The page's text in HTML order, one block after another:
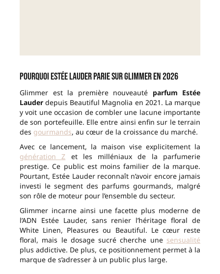
Pourquoi Estée Lauder parie sur Glimmer en 2026
Glimmer est la première nouveauté parfum Estée
Lauder depuis Beautiful Magnolia en 2021. La marque
y voit une occasion de combler une lacune importante
de son portefeuille. Elle entre ainsi enfin sur le terrain
des gourmands, au cœur de la croissance du marché.
Avec ce lancement, la maison vise explicitement la
génération Z et les milléniaux de la parfumerie
prestige. Ce public est moins familier de la marque.
Pourtant, Estée Lauder reconnaît n’avoir encore jamais
investi le segment des parfums gourmands, malgré
son rôle de moteur pour l’ensemble du secteur.
Glimmer incarne ainsi une facette plus moderne de
l’ADN Estée Lauder, sans renier l’héritage floral de
White Linen, Pleasures ou Beautiful. Le cœur reste
floral, mais le dosage sucré cherche une sensualité
plus addictive. De plus, ce positionnement permet à la
marque de s’adresser à un public plus large.